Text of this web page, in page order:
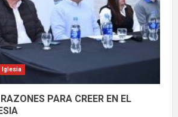
Iglesia
PARA CREER EN EL